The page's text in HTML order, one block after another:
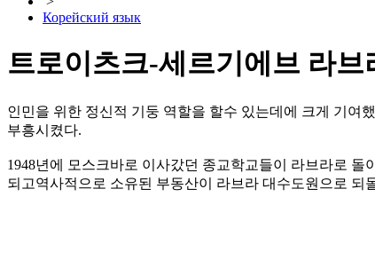
Корейский язык
트로이츠크-세르기에브 라브
인민을 위한 정신적 기둥 역할을 할수 있는데에 크게 기여
부흥시켰다.
1948년에 모스크바로 이사갔던 종교학교들이 라브라로
되고역사적으로 소유된 부동산이 라브라 대수도원으로